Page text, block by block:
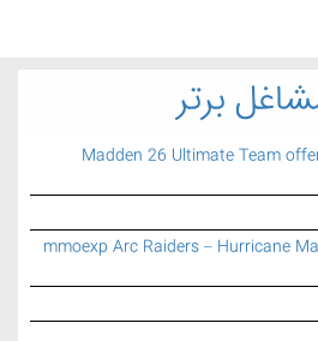
برتر
Madden 26 Ultimate Team
mmoexp Arc Raiders – Hurricane